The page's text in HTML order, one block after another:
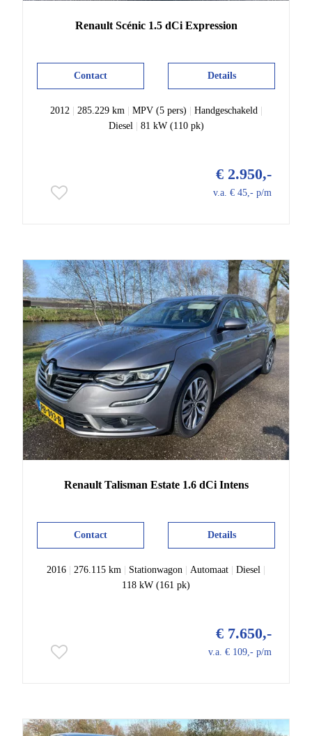
Renault Scénic 1.5 dCi Expression
Details
Contact
2012| 285.229 km MPV (5 pers) Handgeschakeld|
Diesel| 81 kW (110 pk)
€ 2.950,-
v.a. € 45,- p/m
Renault Talisman Estate 1.6 dCi Intens
Details
Contact
2016 | 276.115 km | Stationwagon | Automaat | Diesel |
118 kW (161 pk)
€ 7.650,-
v.a. € 109,- p/m